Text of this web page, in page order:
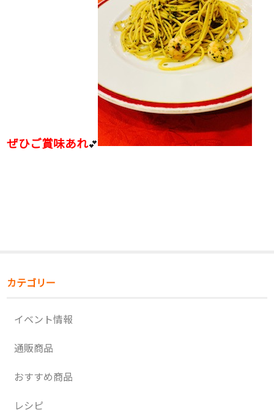
ぜひご賞味あれ💕
カテゴリー
イベント情報
通販商品
おすすめ商品
レシピ